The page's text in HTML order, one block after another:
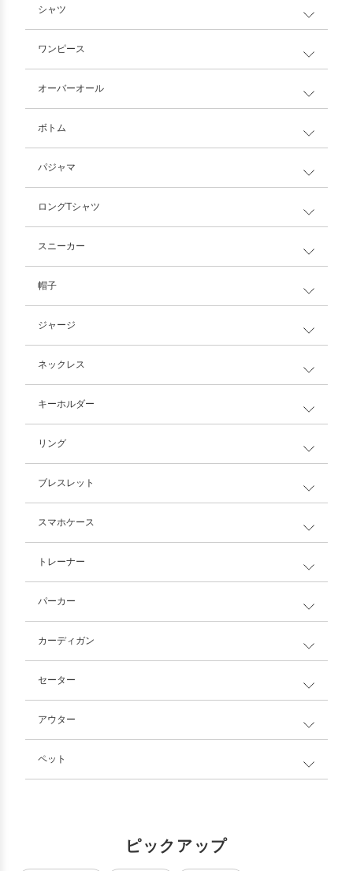
シャツ
ワンピース
オーバーオール
ボトム
パジャマ
ロングTシャツ
スニーカー
帽子
ジャージ
ネックレス
キーホルダー
リング
ブレスレット
スマホケース
トレーナー
パーカー
カーディガン
セーター
アウター
ペット
ピックアップ